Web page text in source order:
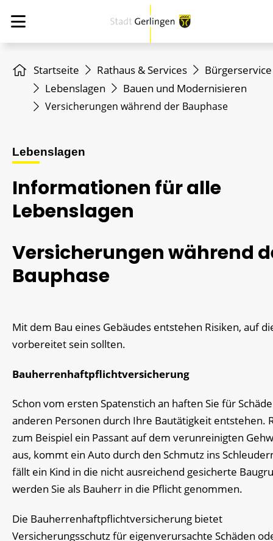
Startseite Rathaus & Services
Bürgerservice
Lebenslagen
Bauen und Modernisieren
Versicherungen während der Bauphase
Lebenslagen
Informationen für alle
Lebenslagen
Versicherungen während
Bauphase
Mit dem Bau eines Gebäudes entstehen Risiken, auf
vorbereitet sein sollten.
Bauherrenhaftpflichtversicherung
Schon vom ersten Spatenstich an haften Sie für
anderen Personen durch Ihre Bautätigkeit entstehen.
zum Beispiel ein Passant auf dem verunreinigten
aus, kommt ein Auto durch den Schmutz ins
fällt ein Kind in die nicht ausreichend gesicherte
werden Sie als Bauherr in die Pflicht genommen.
Die Bauherrenhaftpflichtversicherung bietet
Versicherungsschutz für eigenverursachte Schäden